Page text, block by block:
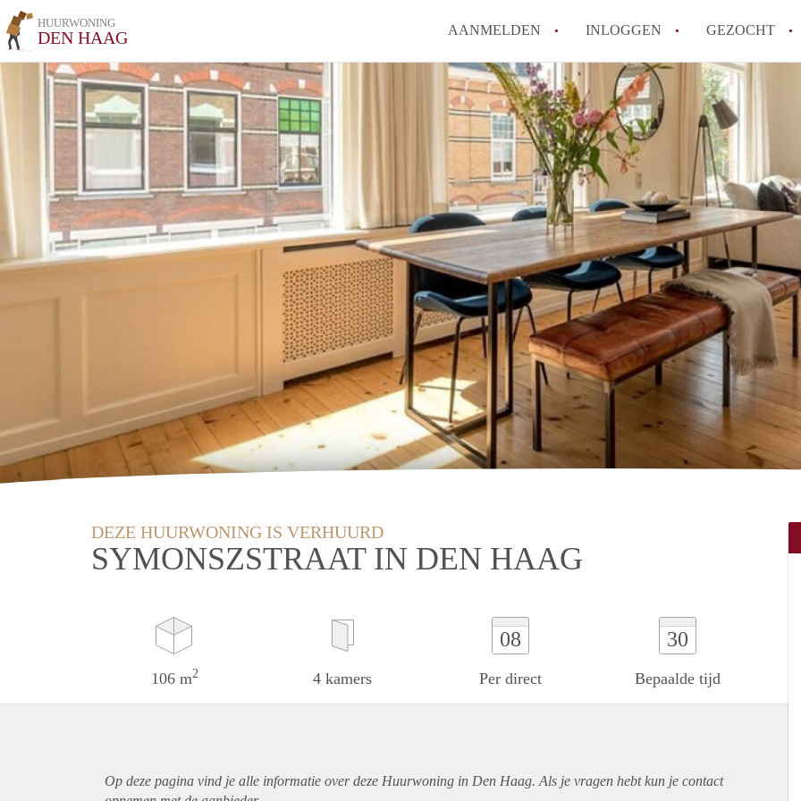
HUURWONING
DEN HAAG AANMELDEN INLOGGEN GEZOCHT
DEZE HUURWONING IS VERHUURD
SYMONSZSTRAAT IN DEN HAAG
106 m2 4 kamers
08
Per direct
30
Bepaalde tijd
Op deze pagina vind je alle informatie over deze Huurwoning in Den Haag. Als je vragen hebt kun je contact